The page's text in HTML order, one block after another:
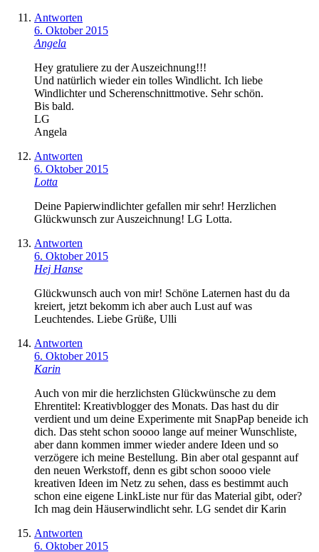
Antworten
6. Oktober 2015
Angela
Hey gratuliere zu der Auszeichnung!!!
Und natürlich wieder ein tolles Windlicht. Ich liebe
Windlichter und Scherenschnittmotive. Sehr schön.
Bis bald.
LG
Angela
Antworten
6. Oktober 2015
Lotta
Deine Papierwindlichter gefallen mir sehr! Herzlichen
Glückwunsch zur Auszeichnung! LG Lotta.
Antworten
6. Oktober 2015
Hej Hanse
Glückwunsch auch von mir! Schöne Laternen hast du da
kreiert, jetzt bekomm ich aber auch Lust auf was
Leuchtendes. Liebe Grüße, Ulli
Antworten
6. Oktober 2015
Karin
Auch von mir die herzlichsten Glückwünsche zu dem
Ehrentitel: Kreativblogger des Monats. Das hast du dir
verdient und um deine Experimente mit SnapPap beneide ich
dich. Das steht schon soooo lange auf meiner Wunschliste,
aber dann kommen immer wieder andere Ideen und so
verzögere ich meine Bestellung. Bin aber otal gespannt auf
den neuen Werkstoff, denn es gibt schon soooo viele
kreativen Ideen im Netz zu sehen, dass es bestimmt auch
schon eine eigene LinkListe nur für das Material gibt, oder?
Ich mag dein Häuserwindlicht sehr. LG sendet dir Karin
Antworten
6. Oktober 2015